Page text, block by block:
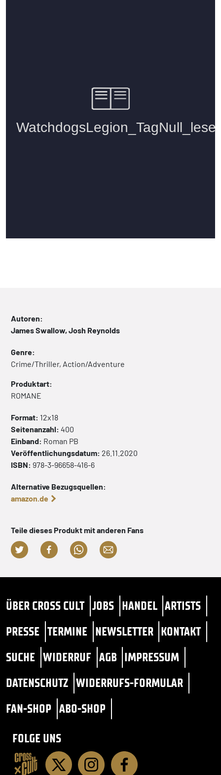
Autoren:
James Swallow, Josh Reynolds
Genre:
Crime/Thriller, Action/Adventure
Produktart:
ROMANE
Format: 12x18
Seitenanzahl: 400
Einband: Roman PB
Veröffentlichungsdatum: 26.11.2020
ISBN: 978-3-96658-416-6
Alternative Bezugsquellen:
amazon.de
Teile dieses Produkt mit anderen Fans
ÜBER CROSS CULT JOBS HANDEL ARTISTS
PRESSE TERMINE NEWSLETTER KONTAKT
SUCHE WIDERRUF AGB IMPRESSUM
DATENSCHUTZ WIDERRUFS-FORMULAR
FAN-SHOP ABO-SHOP
FOLGE UNS